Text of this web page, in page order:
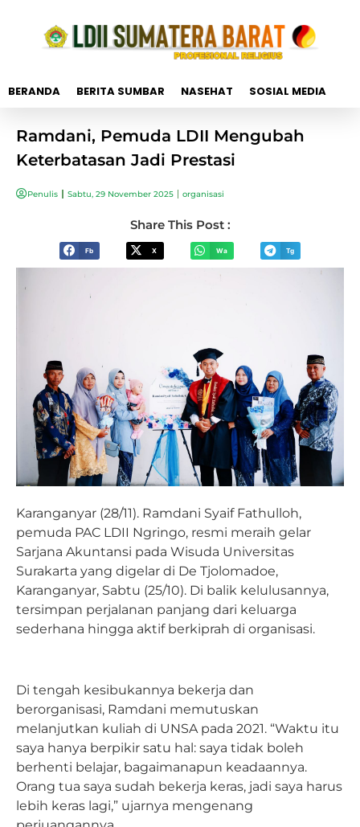
BERANDA BERITA SUMBAR NASEHAT SOSIAL MEDIA
Ramdani, Pemuda LDII Mengubah
Keterbatasan Jadi Prestasi
Penulis Sabtu, 29 November 2025 organisasi
Share This Post :
Fb X Wa Tg
Karanganyar (28/11). Ramdani Syaif Fathulloh,
pemuda PAC LDII Ngringo, resmi meraih gelar
Sarjana Akuntansi pada Wisuda Universitas
Surakarta yang digelar di De Tjolomadoe,
Karanganyar, Sabtu (25/10). Di balik kelulusannya,
tersimpan perjalanan panjang dari keluarga
sederhana hingga aktif berkiprah di organisasi.
Di tengah kesibukannya bekerja dan
berorganisasi, Ramdani memutuskan
melanjutkan kuliah di UNSA pada 2021. “Waktu itu
saya hanya berpikir satu hal: saya tidak boleh
berhenti belajar, bagaimanapun keadaannya.
Orang tua saya sudah bekerja keras, jadi saya harus
lebih keras lagi,” ujarnya mengenang